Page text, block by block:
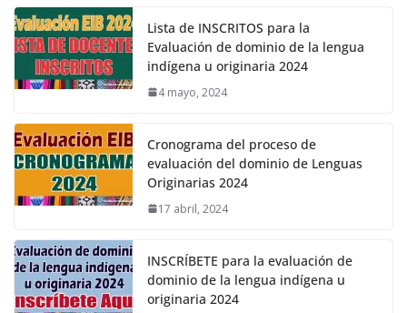
Lista de INSCRITOS para la
Evaluación de dominio de la lengua
indígena u originaria 2024
4 mayo, 2024
Cronograma del proceso de
evaluación del dominio de Lenguas
Originarias 2024
17 abril, 2024
INSCRÍBETE para la evaluación de
dominio de la lengua indígena u
originaria 2024